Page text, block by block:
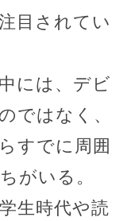
目されてい
には、デビ
ではなく、
すでに周囲
がいる。
生時代や読